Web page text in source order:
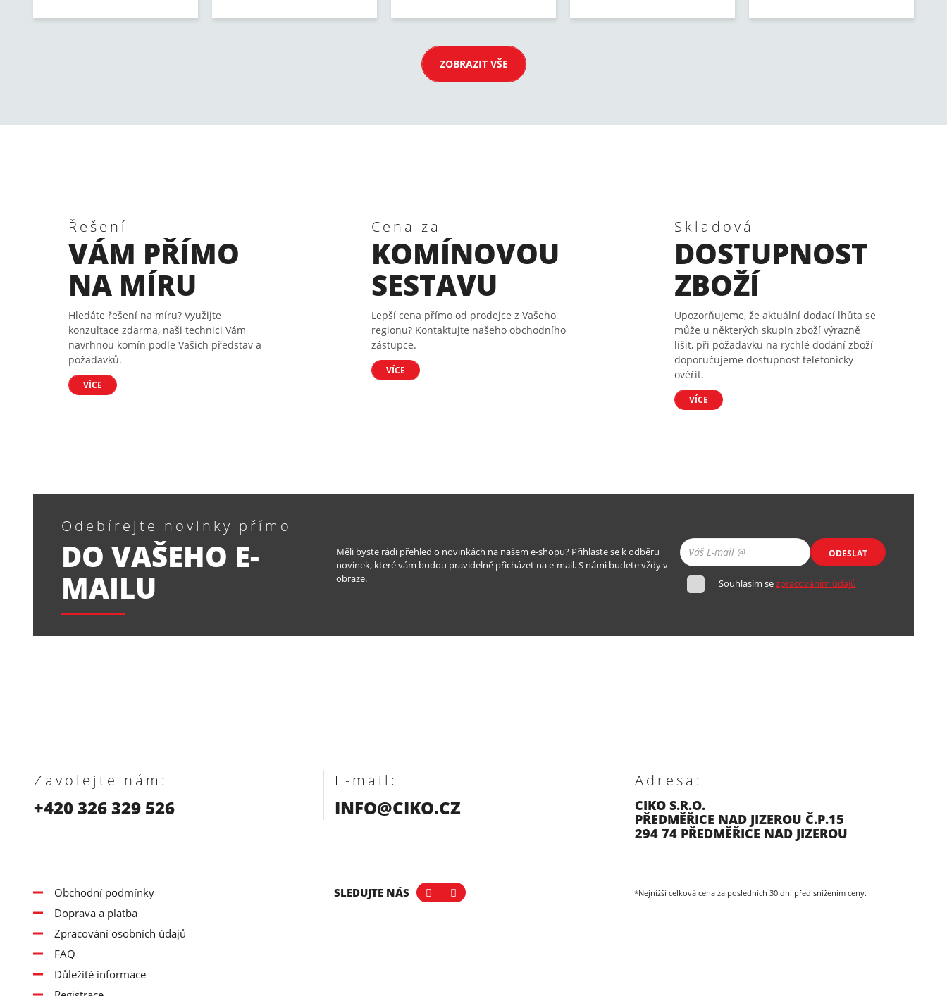
ZOBRAZIT VŠE
Řešení
VÁM PŘÍMO
NA MÍRU
Hledáte řešení na míru? Využijte
konzultace zdarma, naši technici Vám
navrhnou komín podle Vašich představ a
požadavků.
VÍCE
Cena za
KOMÍNOVOU
SESTAVU
Lepší cena přímo od prodejce z Vašeho
regionu? Kontaktujte našeho obchodního
zástupce.
VÍCE
Skladová
DOSTUPNOST
ZBOŽÍ
Upozorňujeme, že aktuální dodací lhůta se
může u některých skupin zboží výrazně
lišit, při požadavku na rychlé dodání zboží
doporučujeme dostupnost telefonicky
ověřit.
VÍCE
Odebírejte novinky přímo
DO VAŠEHO E-
MAILU
Měli byste rádi přehled o novinkách na našem e-shopu? Přihlaste se k odběru
novinek, které vám budou pravidelně přicházet na e-mail. S námi budete vždy v
obraze.
ODESLAT
Souhlasím sezpracováním údajů
Zavolejte nám:
+420 326 329 526
E-mail:
INFO@CIKO.CZ
Adresa:
CIKO S.R.O.
PŘEDMĚŘICE NAD JIZEROU Č.P.15
294 74 PŘEDMĚŘICE NAD JIZEROU
Obchodní podmínky
Doprava a platba
Zpracování osobních údajů
FAQ
Důležité informace
SLEDUJTE NÁS *Nejnižší celková cena za posledních 30 dní před snížením ceny.